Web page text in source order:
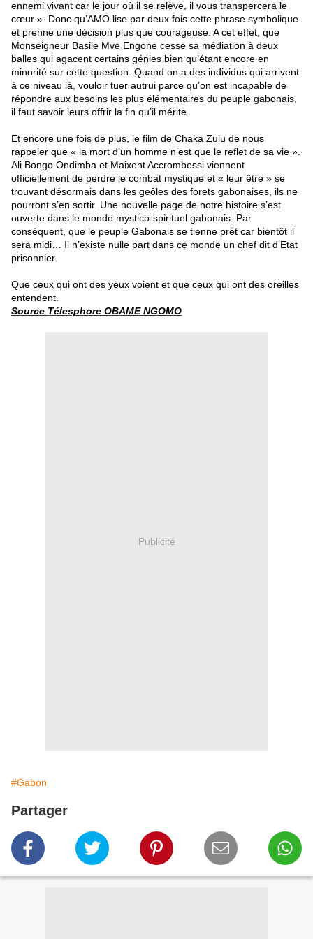
ennemi vivant car le jour où il se relève, il vous transpercera le
cœur ». Donc qu’AMO lise par deux fois cette phrase symbolique
et prenne une décision plus que courageuse. A cet effet, que
Monseigneur Basile Mve Engone cesse sa médiation à deux
balles qui agacent certains génies bien qu’étant encore en
minorité sur cette question. Quand on a des individus qui arrivent
à ce niveau là, vouloir tuer autrui parce qu’on est incapable de
répondre aux besoins les plus élémentaires du peuple gabonais,
il faut savoir leurs offrir la fin qu’il mérite.
Et encore une fois de plus, le film de Chaka Zulu de nous
rappeler que « la mort d’un homme n’est que le reflet de sa vie ».
Ali Bongo Ondimba et Maixent Accrombessi viennent
officiellement de perdre le combat mystique et « leur être » se
trouvant désormais dans les geôles des forets gabonaises, ils ne
pourront s’en sortir. Une nouvelle page de notre histoire s’est
ouverte dans le monde mystico-spirituel gabonais. Par
conséquent, que le peuple Gabonais se tienne prêt car bientôt il
sera midi… Il n’existe nulle part dans ce monde un chef dit d’Etat
prisonnier.
Que ceux qui ont des yeux voient et que ceux qui ont des oreilles
entendent.
Source Télesphore OBAME NGOMO
Publicité
#Gabon
Partager